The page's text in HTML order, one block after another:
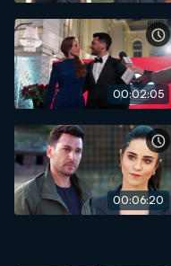
00:02:05
00:06:20